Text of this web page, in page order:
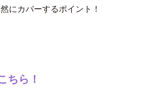
にカバーするポイント！
ちら！